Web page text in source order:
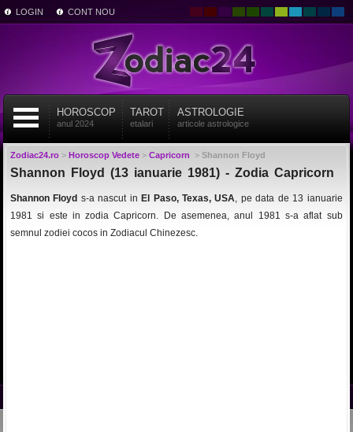
LOGIN CONT NOU
HOROSCOP
anul 2024
TAROT
etalari
ASTROLOGIE
articole astrologice
Zodiac24.ro> Horoscop Vedete> Capricorn > Shannon Floyd
Shannon Floyd (13 ianuarie 1981) - Zodia Capricorn
Shannon Floyd s-a nascut in El Paso, Texas, USA, pe data de 13 ianuarie
1981 si este in zodia Capricorn. De asemenea, anul 1981 s-a aflat sub
semnul zodiei cocos in Zodiacul Chinezesc.